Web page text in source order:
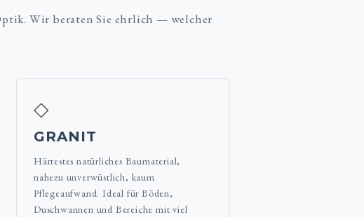
Wir beraten Sie ehrlich — welcher
◇
GRANIT
Härtestes natürliches Baumaterial,
nahezu unverwüstlich, kaum
Pflegeaufwand. Ideal für Böden,
Duschwannen und Bereiche mit viel